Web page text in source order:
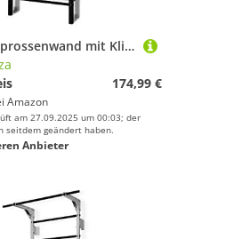
Potenza Sprossenwand mit Klimmzugstange Pull Up Bar Turngeräte Fitness Turnwand Klettergerüst bis 250kg Kletterwand Gym Sportgerät für Erwachsene Heim Turnhalle (Schwarz)
174,99 €
Amazon
am 27.09.2025 um 00:03; der
seitdem geändert haben.
Anbieter